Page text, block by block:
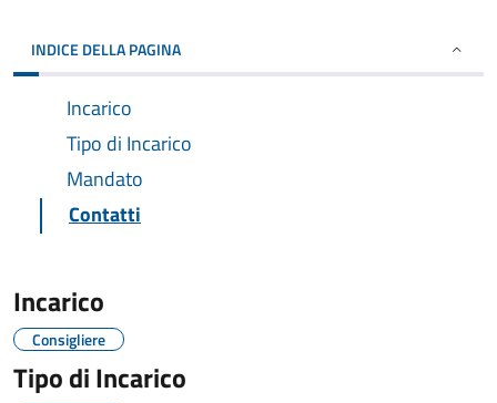
INDICE DELLA PAGINA
Incarico
Tipo di Incarico
Mandato
Contatti
Incarico
Consigliere
Tipo di Incarico